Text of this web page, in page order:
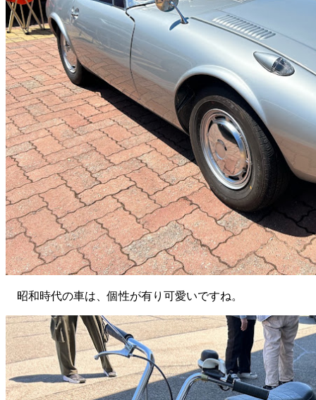
昭和時代の車は、個性が有り可愛いですね。